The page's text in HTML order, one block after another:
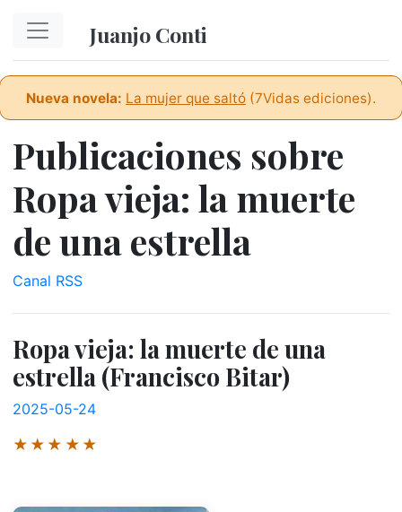
Juanjo Conti
Nueva novela: La mujer que saltó (7Vidas ediciones).
Publicaciones sobre
Ropa vieja: la muerte
de una estrella
Canal RSS
Ropa vieja: la muerte de una
estrella (Francisco Bitar)
2025-05-24
★★★★★